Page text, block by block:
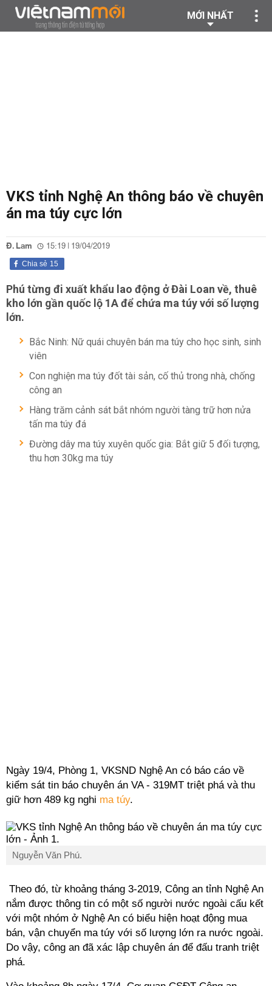
MỚI NHẤT
VKS tỉnh Nghệ An thông báo về chuyên
án ma túy cực lớn
Đ. Lam 15:19 | 19/04/2019
15
Chia sẻ
Phú từng đi xuất khẩu lao động ở Đài Loan về, thuê
kho lớn gần quốc lộ 1A để chứa ma túy với số lượng
lớn.
Bắc Ninh: Nữ quái chuyên bán ma túy cho học sinh, sinh
viên
Con nghiện ma túy đốt tài sản, cố thủ trong nhà, chống
công an
Hàng trăm cảnh sát bắt nhóm người tàng trữ hơn nửa
tấn ma túy đá
Đường dây ma túy xuyên quốc gia: Bắt giữ 5 đối tượng,
thu hơn 30kg ma túy
Ngày 19/4, Phòng 1, VKSND Nghệ An có báo cáo về
kiểm sát tin báo chuyên án VA - 319MT triệt phá và thu
giữ hơn 489 kg nghi ma túy.
Nguyễn Văn Phú.
Theo đó, từ khoảng tháng 3-2019, Công an tỉnh Nghệ An
nắm được thông tin có một số người nước ngoài cấu kết
với một nhóm ở Nghệ An có biểu hiện hoạt động mua
bán, vận chuyển ma túy với số lượng lớn ra nước ngoài.
Do vậy, công an đã xác lập chuyên án để đấu tranh triệt
phá.